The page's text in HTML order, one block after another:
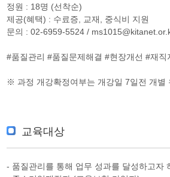
정원 : 18명 (선착순)
제공(혜택) : 수료증, 교재, 중식비 지원
문의 : 02-6959-5524 /
#품질관리 #품질문제해결 #현장개선 #재직
※ 과정 개강확정여부는 개강일 7일전 개별
교육대상
- 품질관리를 통해 업무 성과를 달성하고자